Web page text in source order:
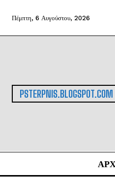
Πέμπτη, 6 Αυγούστου, 2026
PSTERPNIS.BLOGSPOT.COM